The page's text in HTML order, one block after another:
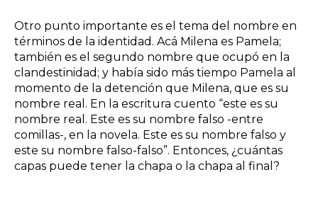
Otro punto importante es el tema del nombre en
términos de la identidad. Acá Milena es Pamela;
también es el segundo nombre que ocupó en la
clandestinidad; y había sido más tiempo Pamela al
momento de la detención que Milena, que es su
nombre real. En la escritura cuento “este es su
nombre real. Este es su nombre falso -entre
comillas-, en la novela. Este es su nombre falso y
este su nombre falso-falso”. Entonces, ¿cuántas
capas puede tener la chapa o la chapa al final?